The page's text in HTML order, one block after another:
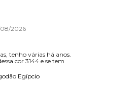
2026
tenho várias há anos.
cor 3144 e se tem
Egípcio